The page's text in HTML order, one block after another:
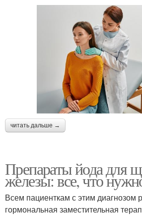
читать дальше →
Препараты йода для
железы: все, что
Всем пациенткам с этим диагнозом
гормональная заместительная